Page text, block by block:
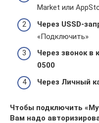
Market или
Через USSD-
«Подключить»
Через звонок в
0500
Через Личный
Чтобы подключить
Вам надо